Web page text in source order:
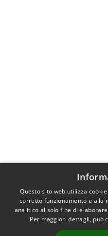
Questo sito web utilizza
corretto funzionamento e alla
analitico al solo fine di
Per maggiori dettagli, può